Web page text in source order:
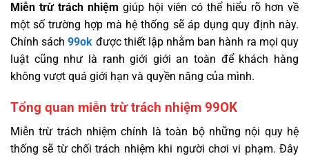
Miễn trừ trách nhiệm giúp hội viên có thể hiểu rõ hơn về
một số trường hợp mà hệ thống sẽ áp dụng quy định này.
Chính sách99ok được thiết lập nhằm ban hành ra mọi quy
luật cũng như là ranh giới giới an toàn để khách hàng
không vượt quá giới hạn và quyền năng của mình.
Tổng quan miễn trừ trách nhiệm 99OK
Miễn trừ trách nhiệm chính là toàn bộ những nội quy hệ
thống sẽ từ chối trách nhiệm khi người chơi vi phạm. Đây